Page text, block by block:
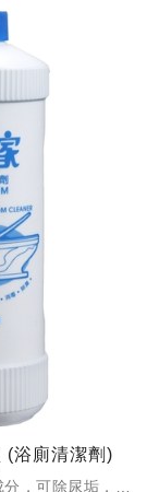
(浴廁清潔劑)